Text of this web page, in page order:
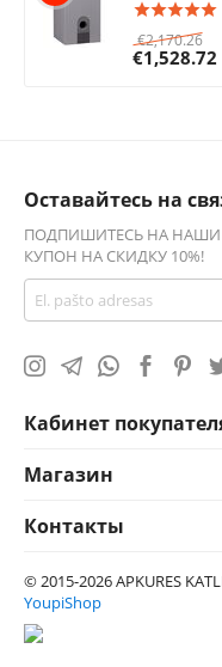
€2,170.26
€1,528.72
Оставайтесь на
ПОДПИШИТЕСЬ НА
КУПОН НА СКИДКУ 10%!
Кабинет
Магазин
Контакты
© 2015-2026 APKURES
YoupiShop